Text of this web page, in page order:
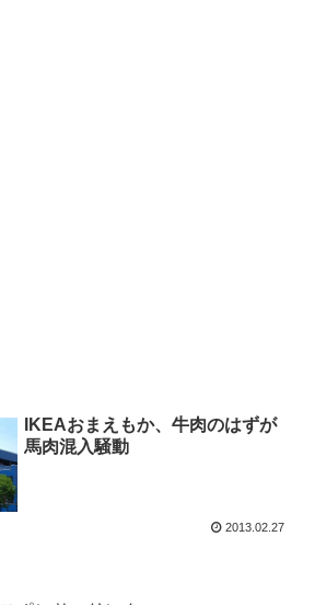
IKEAおまえもか、牛肉のはずが
馬肉混入騒動
2013.02.27